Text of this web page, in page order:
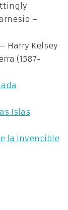
–
Harry Kelsey
(1587-
Islas
la Invencible